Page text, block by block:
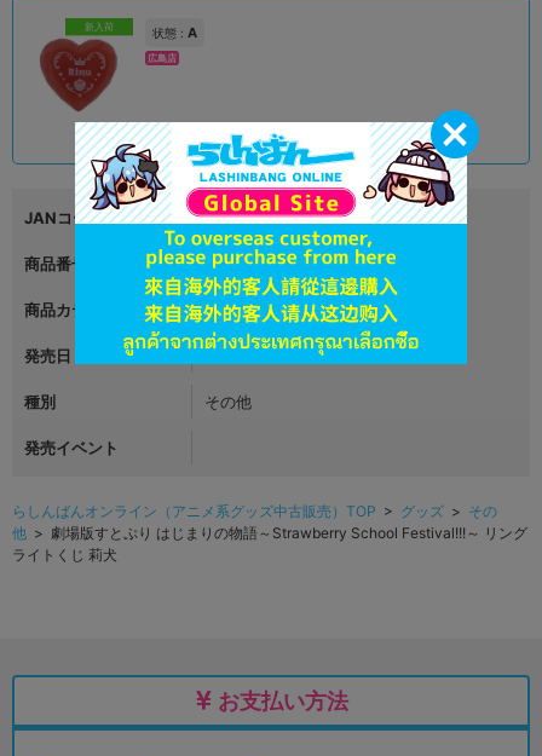
新入荷 状態 : A
広島店
在庫あり 1,390円 税込
JANコード 4570148086410
商品番号 L06051549
商品カテゴリ グッズ
発売日 2024年07月19日
種別 その他
発売イベント
らしんばんオンライン（アニメ系グッズ中古販売）TOP > グッズ > その
他 > 劇場版すとぷり はじまりの物語～Strawberry School Festival!!!～ リング
ライトくじ 莉犬
お支払い方法